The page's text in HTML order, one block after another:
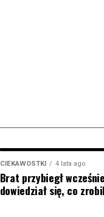
CIEKAWOSTKI 4 lata ago
Brat przybiegł
dowiedział się, co